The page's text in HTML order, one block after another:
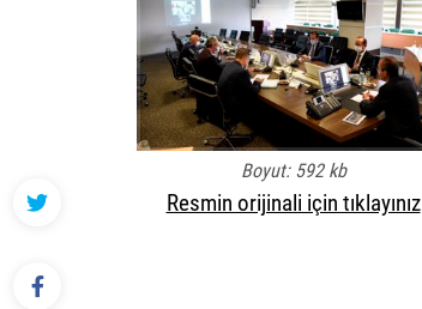
Boyut: 592 kb
Resmin orijinali için tıklayınız